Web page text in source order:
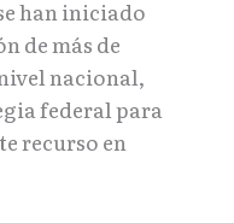
han iniciado
de más de
nacional,
federal para
recurso en